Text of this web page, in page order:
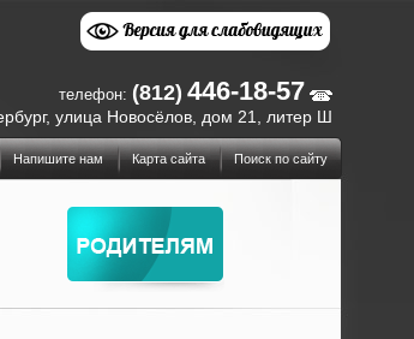
телефон: (812) 446-18-57
улица Новосёлов, дом 21, литер Ш
Напишите нам Карта сайта Поиск по сайту